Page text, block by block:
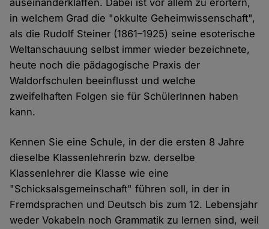
auseinanderklaffen. Dabei ist vor allem zu erörtern,
in welchem Grad die "okkulte Geheimwissenschaft",
als die Rudolf Steiner (1861–1925) seine esoterische
Weltanschauung selbst immer wieder bezeichnete,
heute noch die pädagogische Praxis der
Waldorfschulen beeinflusst und welche
zweifelhaften Folgen sie für SchülerInnen haben
kann.
Kennen Sie eine Schule, in der die ersten 8 Jahre
dieselbe Klassenlehrerin bzw. derselbe
Klassenlehrer die Klasse wie eine
"Schicksalsgemeinschaft" führen soll, in der in
Fremdsprachen und Deutsch bis zum 12. Lebensjahr
weder Vokabeln noch Grammatik zu lernen sind, weil